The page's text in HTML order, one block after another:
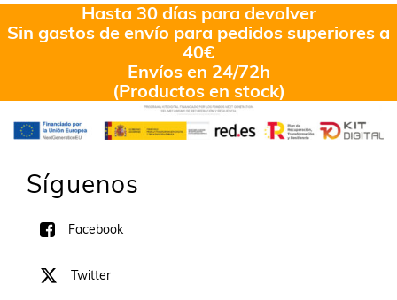
Hasta 30 días para devolver
Sin gastos de envío para pedidos superiores a
40€
Envíos en 24/72h
(Productos en stock)
Síguenos
Facebook
Twitter